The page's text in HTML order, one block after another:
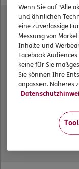
Standorte
Schwerpunkte
ERGO
Generalagentur
Heidtorstraße 13
05037/9696500
Wenn Sie auf "Alle
und ähnlichen
eine zuverlässige
Messung von
Inhalte und
Facebook
keine für Sie
Sie können Ihre
anpassen. Näheres